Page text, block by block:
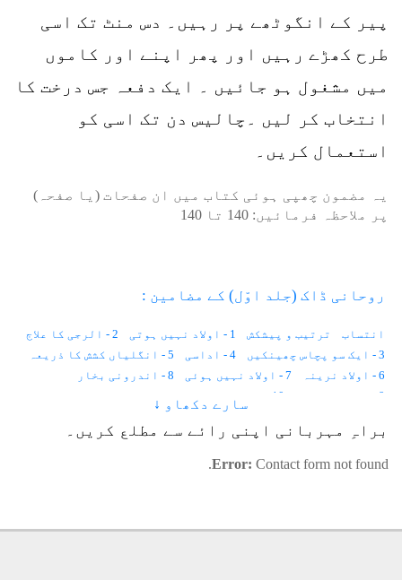
پیر کے انگوٹھے پر رہیں۔ دس منٹ تک اسی
طرح کھڑے رہیں اور پھر اپنے اور کاموں
میں مشغول ہو جائیں ۔ ایک دفعہ جس درخت کا
انتخاب کر لیں ۔چالیس دن تک اسی کو
استعمال کریں۔
یہ مضمون چھپی ہوئی کتاب میں ان صفحات (یا صفحہ)
پر ملاحظہ فرمائیں: 140 تا 140
روحانی ڈاک (جلد اوّل) کے مضامین :
انتساب ترتیب و پیشکش 1 - اولاد نہیں ہوتی
2 - الرجی کا علاج
3 - ایک سو پچاس چھینکیں
4 - اداسی
5 - انگلیاں کشش کا ذریعہ
6 - اولاد نرینہ
7 - اولاد نہیں ہوئی
8 - اندرونی بخار
9 - احساس کمتری
10 - استغناء اور کیلوریز
13 - ایب نارمل زندگی
14 - اجمیر شریف کی حاضری
16 - آنکھوں کے سامنے نقطے
سارے دکھاو ↓
براہِ مہربانی اپنی رائے سے مطلع کریں۔
Error: Contact form not found.